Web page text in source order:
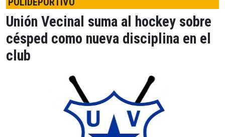
Unión Vecinal suma al hockey sobre
césped como nueva disciplina en el
club